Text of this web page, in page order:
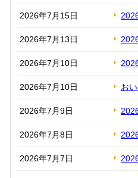
2026年7月15日
2026年7月13日
2026年7月10日
2026年7月10日 お
2026年7月9日
2026年7月8日
2026年7月7日